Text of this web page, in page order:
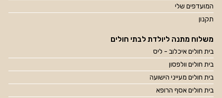
המועדפים שלי
תקנון
משלוח מתנה ליולדת לבתי חולים
בית חולים איכלוב - ליס
בית חולים וולפסון
בית חולים מעייני הישועה
בית חולים אסף הרופא